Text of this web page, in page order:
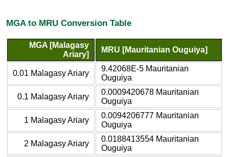
MGA to MRU Conversion Table
MGA [Malagasy
Ariary]
MRU [Mauritanian Ouguiya]
0.01 Malagasy Ariary
9.42068E-5 Mauritanian
Ouguiya
0.1 Malagasy Ariary
0.0009420678 Mauritanian
Ouguiya
1 Malagasy Ariary
0.0094206777 Mauritanian
Ouguiya
2 Malagasy Ariary
0.0188413554 Mauritanian
Ouguiya